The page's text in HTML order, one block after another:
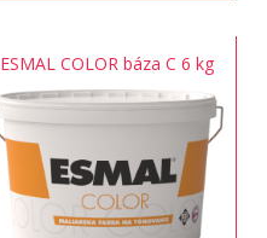
ESMAL COLOR báza C 6 kg